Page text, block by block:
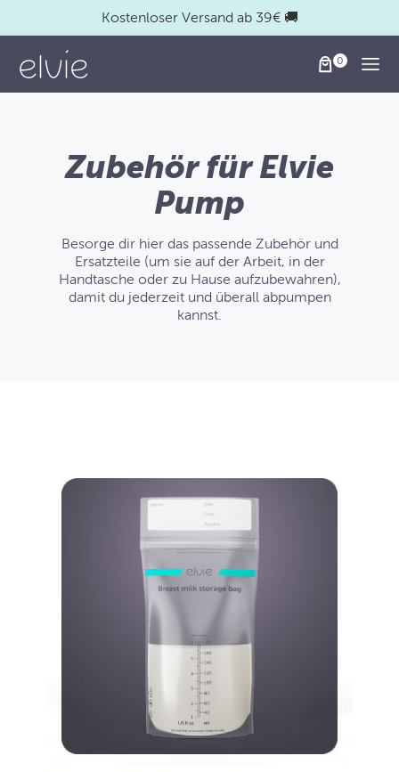
Kostenloser Versand ab 39€ 🚚
Zubehör für Elvie
Pump
Besorge dir hier das passende Zubehör und
Ersatzteile (um sie auf der Arbeit, in der
Handtasche oder zu Hause aufzubewahren),
damit du jederzeit und überall abpumpen
kannst.